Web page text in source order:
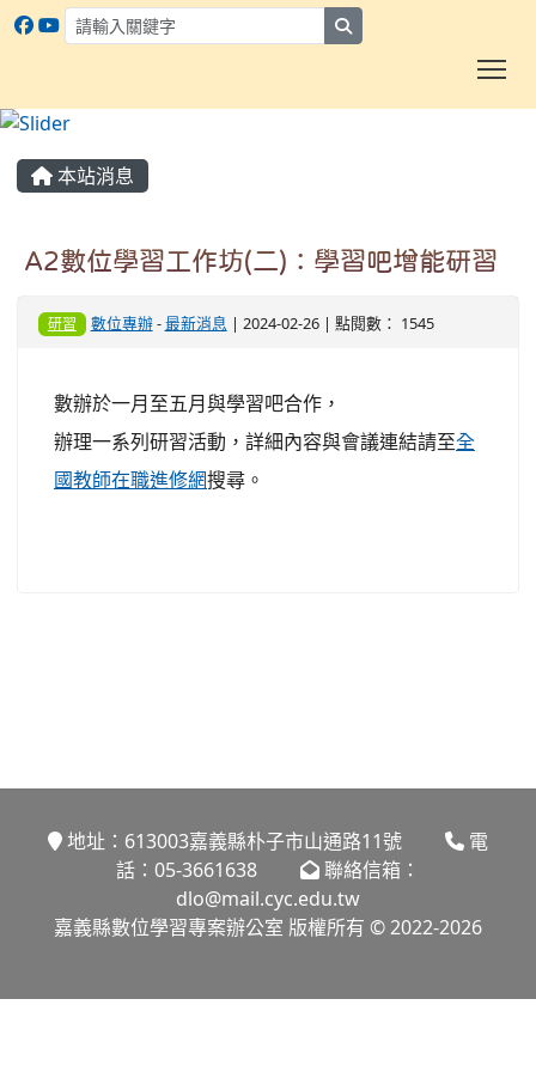
本站消息
A2數位學習工作坊(二)：學習吧增能研習
研習 數位專辦-最新消息 | 2024-02-26 | 點閱數： 1545
數辦於一月至五月與學習吧合作，
辦理一系列研習活動，詳細內容與會議連結請至全
國教師在職進修網搜尋。
地址：613003嘉義縣朴子市山通路11號
電
話：05-3661638
聯絡信箱：
dlo@mail.cyc.edu.tw
嘉義縣數位學習專案辦公室 版權所有 © 2022-2026